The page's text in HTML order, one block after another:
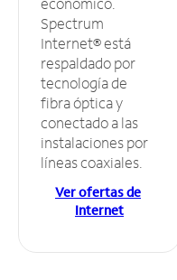
Spectrum
Internet® está
respaldado por
tecnología de
fibra óptica y
conectado a las
instalaciones por
líneas coaxiales.
Ver ofertas de
Internet